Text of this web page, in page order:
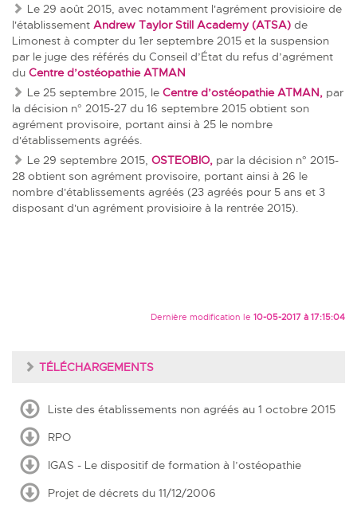
Le 29 août 2015, avec notamment l'agrément provisioire de
l'établissement Andrew Taylor Still Academy (ATSA) de
Limonest à compter du 1er septembre 2015 et la suspension
par le juge des référés du Conseil d’État du refus d’agrément
du Centre d’ostéopathie ATMAN
Le 25 septembre 2015, le Centre d’ostéopathie ATMAN, par
la décision n° 2015-27 du 16 septembre 2015 obtient son
agrément provisoire, portant ainsi à 25 le nombre
d'établissements agréés.
Le 29 septembre 2015, OSTEOBIO, par la décision n° 2015-
28 obtient son agrément provisoire, portant ainsi à 26 le
nombre d'établissements agréés (23 agréés pour 5 ans et 3
disposant d'un agrément provisioire à la rentrée 2015).
Dernière modification le 10-05-2017 à 17:15:04
TÉLÉCHARGEMENTS
Liste des établissements non agréés au 1 octobre 2015
RPO
IGAS - Le dispositif de formation à l’ostéopathie
Projet de décrets du 11/12/2006